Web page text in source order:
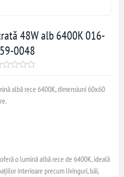
48W alb 6400K 016-
0048
albă rece 6400K, dimensiuni 60x60
o lumină albă rece de 6400K, ideală
interioare precum livinguri, băi,